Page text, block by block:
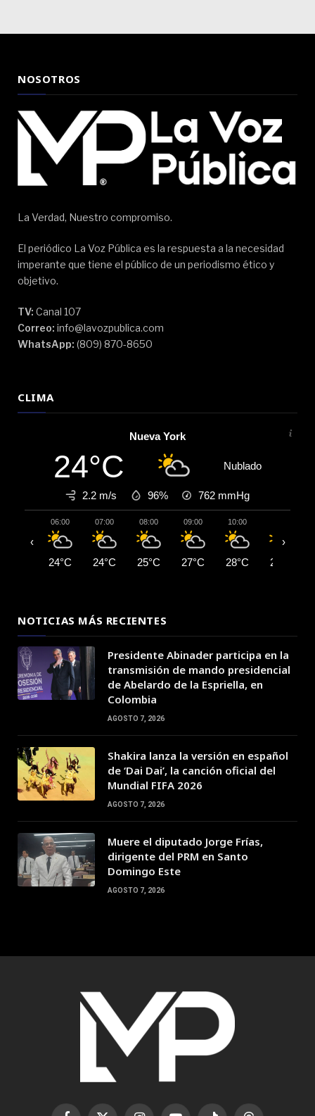
NOSOTROS
La Verdad, Nuestro compromiso.
El periódico La Voz Pública es la respuesta a la necesidad
imperante que tiene el público de un periodismo ético y
objetivo.
TV: Canal 107
Correo: info@lavozpublica.com
WhatsApp: (809) 870-8650
CLIMA
Nueva York
24°C Nublado
2.2 m/s 96% 762 mmHg
06:00
24°C
07:00
24°C
08:00
25°C
09:00
27°C
10:00
28°C 29°C
‹ ›
NOTICIAS MÁS RECIENTES
Presidente Abinader participa en la
transmisión de mando presidencial
de Abelardo de la Espriella, en
Colombia
AGOSTO 7, 2026
Shakira lanza la versión en español
de ‘Dai Dai’, la canción oficial del
Mundial FIFA 2026
AGOSTO 7, 2026
Muere el diputado Jorge Frías,
dirigente del PRM en Santo
Domingo Este
AGOSTO 7, 2026